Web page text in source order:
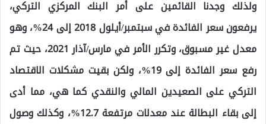
ولذلك وجدنا القائمين على أمر البنك المركزي التركي،
يرفعون سعر الفائدة في سبتمبر/أيلول 2018 إلى 24%، وهو
معدل غير مسبوق، وتكرر الأمر في مارس/آذار 2021، حيث تم
رفع سعر الفائدة إلى 19%، ولكن بقيت مشكلات الاقتصاد
التركي على الصعيدين المالي والنقدي كما هي، مما أدى
إلى بقاء البطالة عند معدلات مرتفعة 12.7%، وكذلك وصول